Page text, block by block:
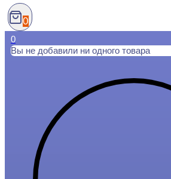
0
0
Вы не добавили ни одного товара